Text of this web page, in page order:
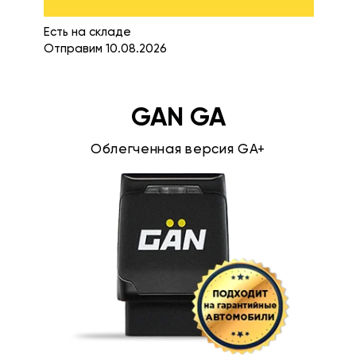
Есть на складе
Отправим 10.08.2026
GAN GA
Облегченная версия GA+